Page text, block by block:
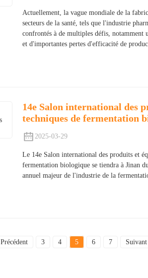
Actuellement, la vague mondiale de la
secteurs de la santé, tels que l'industrie
confrontés à de multiples défis, notamment
et d'importantes pertes d'efficacité de
14e Salon international des
techniques de fermentation
2025-03-29
Le 14e Salon international des produits et
fermentation biologique se tiendra à Jinan
annuel majeur de l'industrie de la
Précédent 3 4 5 6 7 Suivant